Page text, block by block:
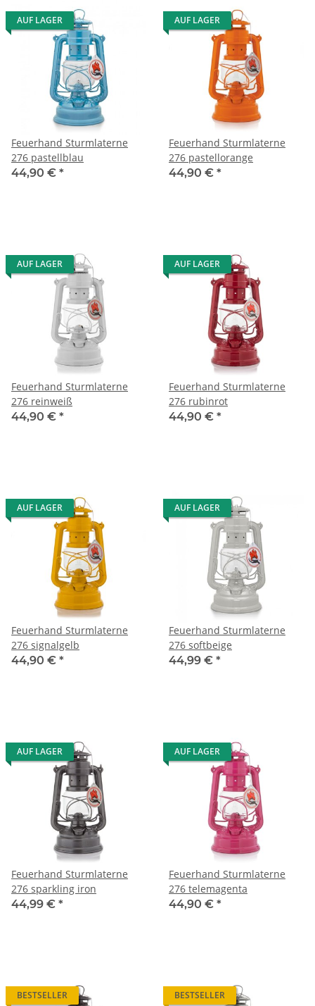
AUF LAGER
Feuerhand Sturmlaterne
276 pastellblau
44,90 € *
AUF LAGER
Feuerhand Sturmlaterne
276 pastellorange
44,90 € *
AUF LAGER
Feuerhand Sturmlaterne
276 reinweiß
44,90 € *
AUF LAGER
Feuerhand Sturmlaterne
276 rubinrot
44,90 € *
AUF LAGER
Feuerhand Sturmlaterne
276 signalgelb
44,90 € *
AUF LAGER
Feuerhand Sturmlaterne
276 softbeige
44,99 € *
AUF LAGER
Feuerhand Sturmlaterne
276 sparkling iron
44,99 € *
AUF LAGER
Feuerhand Sturmlaterne
276 telemagenta
44,90 € *
BESTSELLER BESTSELLER